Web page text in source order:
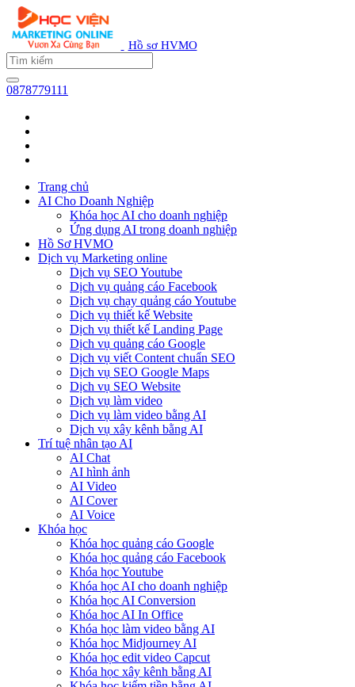
Hồ sơ HVMO
0878779111
Trang chủ
AI Cho Doanh Nghiệp
Khóa học AI cho doanh nghiệp
Ứng dụng AI trong doanh nghiệp
Hồ Sơ HVMO
Dịch vụ Marketing online
Dịch vụ SEO Youtube
Dịch vụ quảng cáo Facebook
Dịch vụ chạy quảng cáo Youtube
Dịch vụ thiết kế Website
Dịch vụ thiết kế Landing Page
Dịch vụ quảng cáo Google
Dịch vụ viết Content chuẩn SEO
Dịch vụ SEO Google Maps
Dịch vụ SEO Website
Dịch vụ làm video
Dịch vụ làm video bằng AI
Dịch vụ xây kênh bằng AI
Trí tuệ nhân tạo AI
AI Chat
AI hình ảnh
AI Video
AI Cover
AI Voice
Khóa học
Khóa học quảng cáo Google
Khóa học quảng cáo Facebook
Khóa học Youtube
Khóa học AI cho doanh nghiệp
Khóa học AI Conversion
Khóa học AI In Office
Khóa học làm video bằng AI
Khóa học Midjourney AI
Khóa học edit video Capcut
Khóa học xây kênh bằng AI